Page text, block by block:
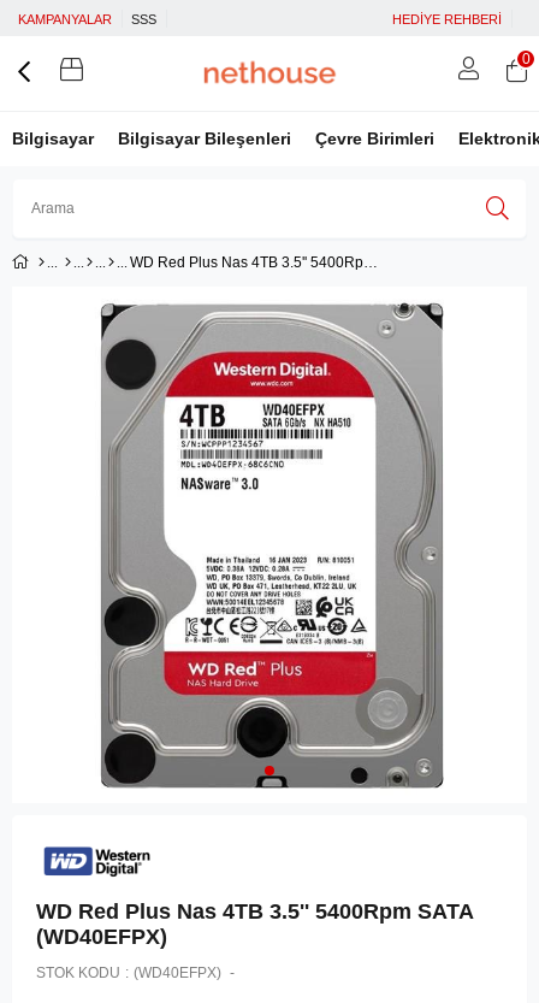
KAMPANYALAR SSS HEDİYE REHBERİ
Bilgisayar Bilgisayar Bileşenleri Çevre Birimleri
Facebook İle Bağlan
Google İle Bağlan
0
WD Red Plus Nas 4TB 3.5'' 5400Rpm SATA (WD40EFPX)
WD Red Plus Nas 4TB 3.5'' 5400Rpm SATA
(WD40EFPX)
STOK KODU (WD40EFPX)